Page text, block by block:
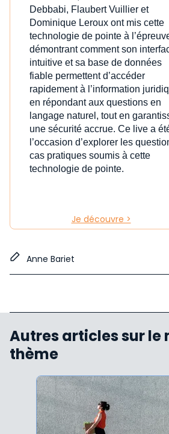
Debbabi, Flaubert Vuillier et
Dominique Leroux ont mis cette
technologie de pointe à
démontrant comment son
intuitive et sa base de données
fiable permettent d’accéder
rapidement à l’information
en répondant aux questions en
langage naturel, tout en
une sécurité accrue. Ce live a
l’occasion d’explorer les
cas pratiques soumis à cette
technologie de pointe.
Je découvre >
Anne Bariet
Autres articles sur le
thème